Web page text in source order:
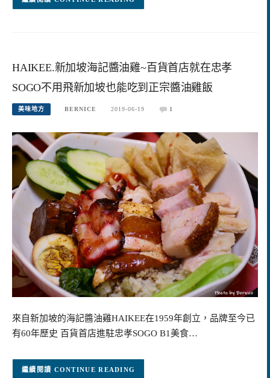
HAIKEE.新加坡海記醬油雞~百貨首店就在忠孝
SOGO不用飛新加坡也能吃到正宗醬油雞飯
美味地方 BERNICE 2019-06-19 1
來自新加坡的海記醬油雞HAIKEE在1959年創立，品牌至今已
有60年歷史 百貨首店進駐忠孝SOGO B1美食…
CONTINUE READING